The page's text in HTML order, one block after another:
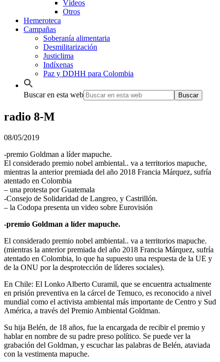
Vídeos
Otros
Hemeroteca
Campañas
Soberanía alimentaria
Desmilitarización
Justiclima
Indíxenas
Paz y DDHH para Colombia
Buscar en esta web
radio 8-M
08/05/2019
-premio Goldman a líder mapuche.
El considerado premio nobel ambiental.. va a territorios mapuche,
mientras la anterior premiada del año 2018 Francia Márquez, sufría
atentado en Colombia
– una protesta por Guatemala
-Consejo de Solidaridad de Langreo, y Castrillón.
– la Codopa presenta un video sobre Eurovisión
-premio Goldman a líder mapuche.
El considerado premio nobel ambiental.. va a territorios mapuche.
(mientras la anterior premiada del año 2018 Francia Márquez, sufría
atentado en Colombia, lo que ha supuesto una respuesta de la UE y
de la ONU por la desprotección de líderes sociales).
En Chile: El Lonko Alberto Curamil, que se encuentra actualmente
en prisión preventiva en la cárcel de Temuco, es reconocido a nivel
mundial como el activista ambiental más importante de Centro y Sud
América, a través del Premio Ambiental Goldman.
Su hija Belén, de 18 años, fue la encargada de recibir el premio y
hablar en nombre de su padre preso político. Se puede ver la
grabación del Goldman, y escuchar las palabras de Belén, ataviada
con la vestimenta mapuche.